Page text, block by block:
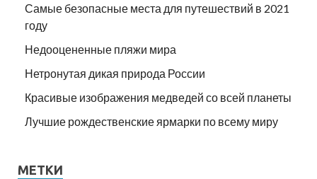
Самые безопасные места для путешествий в 2021
году
Недооцененные пляжи мира
Нетронутая дикая природа России
Красивые изображения медведей со всей планеты
Лучшие рождественские ярмарки по всему миру
МЕТКИ